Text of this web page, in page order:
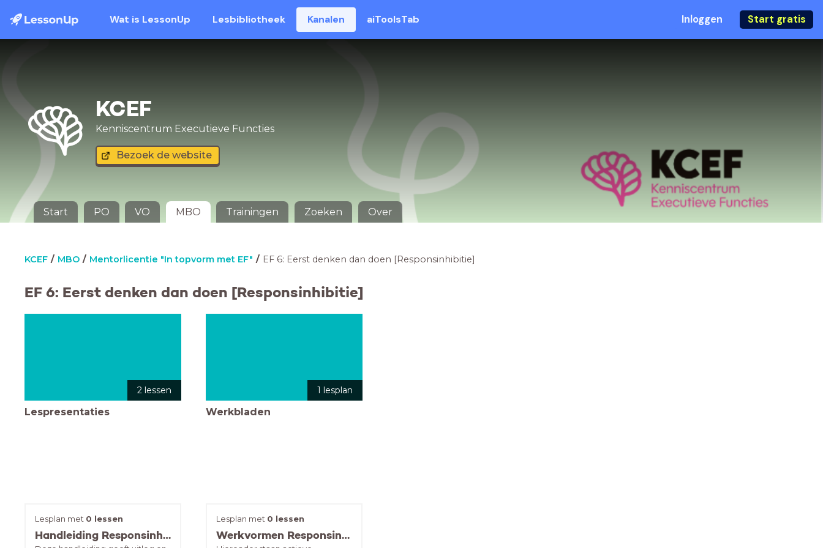
Wat is LessonUp Lesbibliotheek Kanalen aiToolsTab Inloggen Start gratis
KCEF
Kenniscentrum Executieve Functies
Bezoek de website
Start PO VO MBO Trainingen Zoeken Over
KCEF MBO Mentorlicentie "In topvorm met EF" EF 6: Eerst denken dan doen [Responsinhibitie]
EF 6: Eerst denken dan doen [Responsinhibitie]
2 lessen
Lespresentaties
1 lesplan
Werkbladen
Lesplan met 0 lessen
Handleiding Responsinhibtie [Denken dan doen]
Lesplan met 0 lessen
Werkvormen Responsinhibtie [Denken dan doen]